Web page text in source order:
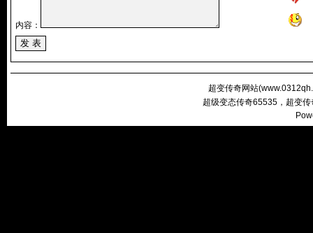
内容：
超变传奇网站(
超级变态传奇65535，超变